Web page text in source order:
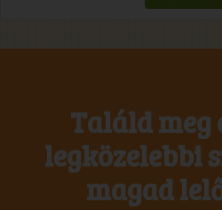
Találd meg
legközelebbi
magad